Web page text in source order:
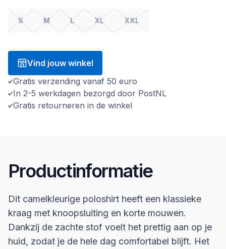
S M L XL XXL
Vind jouw winkel
Gratis verzending vanaf 50 euro
In 2-5 werkdagen bezorgd door PostNL
Gratis retourneren in de winkel
Productinformatie
Dit camelkleurige poloshirt heeft een klassieke
kraag met knoopsluiting en korte mouwen.
Dankzij de zachte stof voelt het prettig aan op je
huid, zodat je de hele dag comfortabel blijft. Het